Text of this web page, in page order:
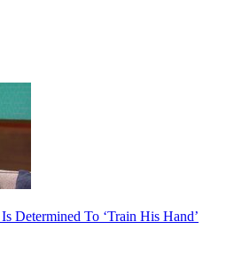
Determined To ‘Train His Hand’